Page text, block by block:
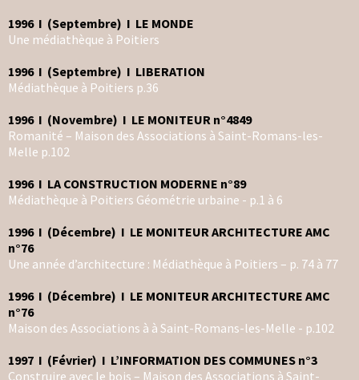
1996 I (Septembre) I LE MONDE
Une médiathèque à Poitiers
1996 I (Septembre) I LIBERATION
Médiathèque à Poitiers p.36
1996 I (Novembre) I LE MONITEUR n°4849
Romanité – Maison des Associations à Saint-Romans-les-
Melle p.102
1996 I LA CONSTRUCTION MODERNE n°89
Médiathèque à Poitiers Géométrie urbaine - p.1 à 6
1996 I (Décembre) I LE MONITEUR ARCHITECTURE AMC
n°76
Une année d’architecture : Médiathèque à Poitiers – p. 74 à 77
1996 I (Décembre) I LE MONITEUR ARCHITECTURE AMC
n°76
Maison des Associations à à Saint-Romans-les-Melle - p.102
1997 I (Février) I L’INFORMATION DES COMMUNES n°3
Construire avec le bois – Maison des Associations à Saint-